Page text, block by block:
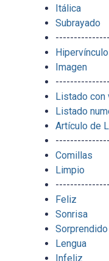
Itálica
Subrayado
---------------
Hipervínculo
Imagen
---------------
Listado con
Listado
Artículo de
---------------
Comillas
Limpio
---------------
Feliz
Sonrisa
Sorprendido
Lengua
Infeliz